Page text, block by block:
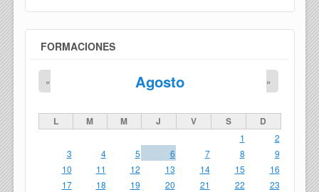
FORMACIONES
Agosto
« »
L M M J V S D
1
2
3
4 5 6 7 8
9
10
11 12 13 14 15
16
17
18 19 20 21 22
23